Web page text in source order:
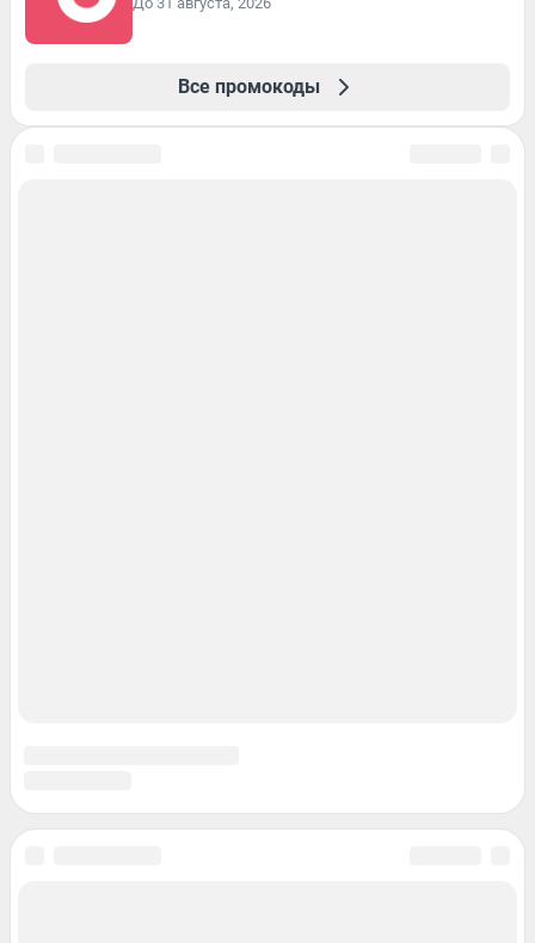
Все промокоды